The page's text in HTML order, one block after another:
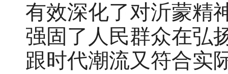
有效深化了对沂蒙精
强固了人民群众在弘
跟时代潮流又符合实